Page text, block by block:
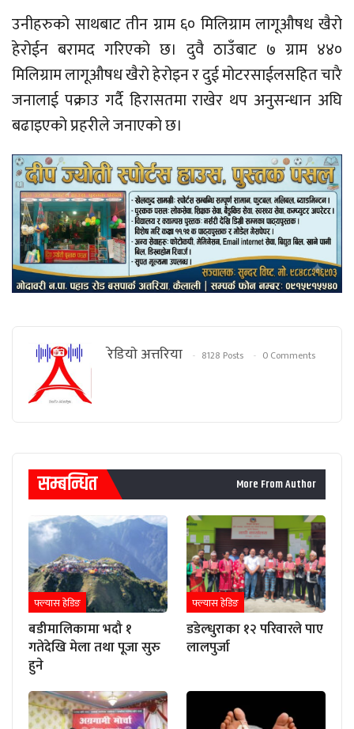
उनीहरुको साथबाट तीन ग्राम ६० मिलिग्राम लागूऔषध खैरो
हेरोईन बरामद गरिएको छ। दुवै ठाउँबाट ७ ग्राम ४४०
मिलिग्राम लागूऔषध खैरो हेरोइन र दुई मोटरसाईलसहित चारै
जनालाई पक्राउ गर्दै हिरासतमा राखेर थप अनुसन्धान अघि
बढाइएको प्रहरीले जनाएको छ।
रेडियाे अत्तरिया 8128 Posts 0 Comments
सम्बन्धित More From Author
फ्ल्यास हेडिङ
बडीमालिकामा भदौ १
गतेदेखि मेला तथा पूजा सुरु
हुने
फ्ल्यास हेडिङ
डडेल्धुराका १२ परिवारले पाए
लालपुर्जा